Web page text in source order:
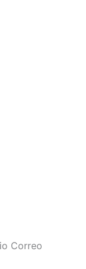
Correo